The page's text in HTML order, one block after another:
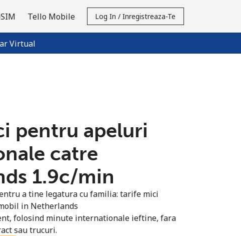
Virtual
Tello Mobile Log In / Inregistreaza-Te
pentru apeluri
catre
⁦1.9c⁩/min
a tine legatura cu familia: tarife mici
in Netherlands
folosind minute internationale ieftine, fara
sau trucuri.